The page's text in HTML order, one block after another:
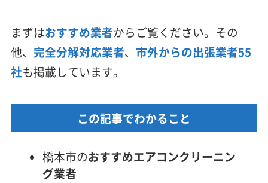
まずはおすすめ業者からご覧ください。その
他、 完全分解対応業者、 市外からの出張業者55
社も掲載しています。
この記事でわかること
橋本市のおすすめエアコンクリーニン
グ業者